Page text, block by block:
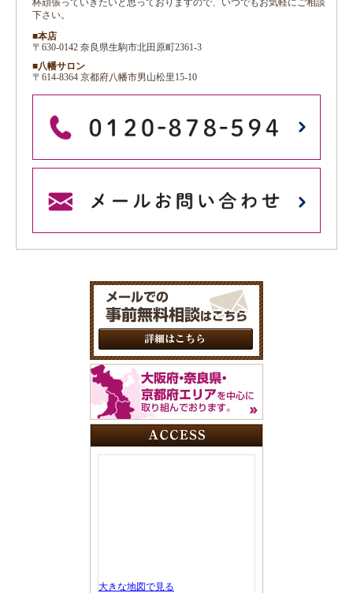
杯頑張っていきたいと思っておりますので、いつでもお気軽にご相談
下さい。
■本店
〒630-0142 奈良県生駒市北田原町2361-3
■八幡サロン
〒614-8364 京都府八幡市男山松里15-10
大きな地図で見る